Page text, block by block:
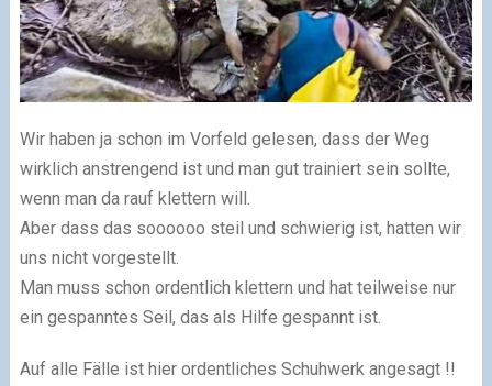
Wir haben ja schon im Vorfeld gelesen, dass der Weg
wirklich anstrengend ist und man gut trainiert sein sollte,
wenn man da rauf klettern will.
Aber dass das soooooo steil und schwierig ist, hatten wir
uns nicht vorgestellt.
Man muss schon ordentlich klettern und hat teilweise nur
ein gespanntes Seil, das als Hilfe gespannt ist.
Auf alle Fälle ist hier ordentliches Schuhwerk angesagt !!